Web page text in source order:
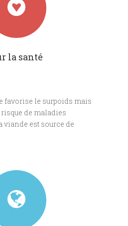
la santé
favorise le surpoids mais
de maladies
est source de